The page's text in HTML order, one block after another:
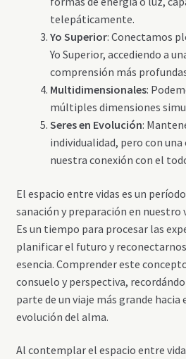
telepáticamente.
Yo Superior: Conectamos
Yo Superior, accediendo a
comprensión más
Multidimensionales:
múltiples dimensiones
Seres en Evolución:
individualidad, pero con una
nuestra conexión con el
El espacio entre vidas es un
sanación y preparación en
Es un tiempo para procesar las
planificar el futuro y
esencia. Comprender este
consuelo y perspectiva,
parte de un viaje más grande
evolución del alma.
Al contemplar el espacio entre